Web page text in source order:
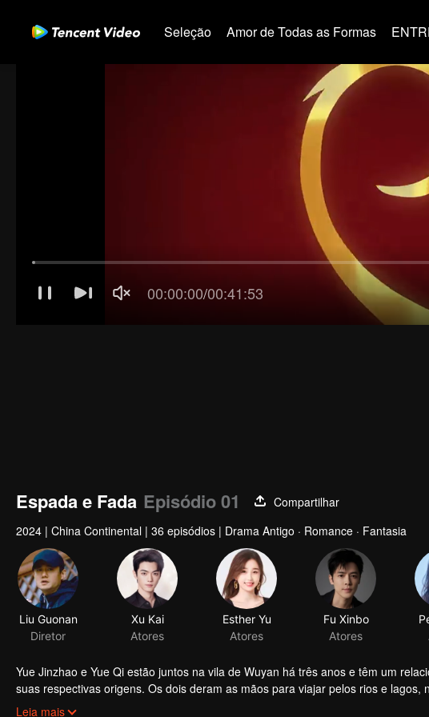
Seleção Amor de Todas as Formas
Espada e Fada Episódio 01
Compartilhar
2024 | China Continental | 36 episódios | Drama Antigo · Romance · Fantasia
Liu Guonan
Diretor
Xu Kai
Atores
Esther Yu
Atores
Fu Xinbo
Atores
Yue Jinzhao e Yue Qi estão juntos na vila de Wuyan há três anos e têm um
suas respectivas origens. Os dois deram as mãos para viajar pelos rios e
de Shuangyue estiveram envolvidos em incidentes misteriosos, como a rebelião
Com o desenvolvimento do incidente, Shuangyue conheceu pessoas de todos
Leia mais